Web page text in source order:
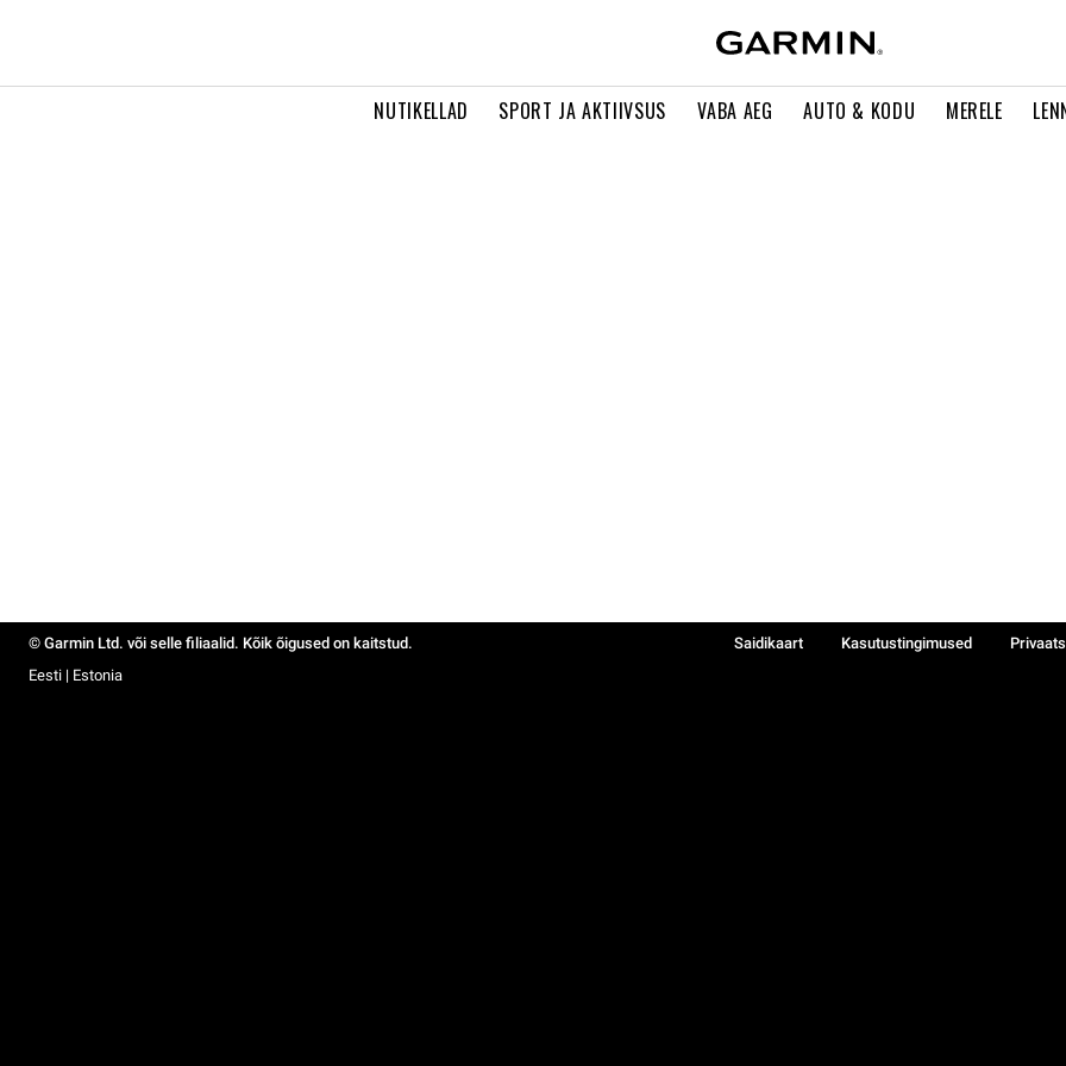
NUTIKELLAD SPORT JA AKTIIVSUS VABA AEG AUTO & KODU MERELE
© Garmin Ltd. või selle filiaalid. Kõik õigused on kaitstud. Saidikaart Kasutustingimused
Eesti | Estonia